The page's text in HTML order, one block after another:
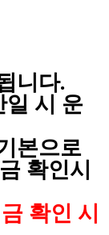
니다.
시 운
본으로
확인시
확인 시